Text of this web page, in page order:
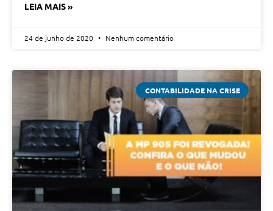
LEIA MAIS »
24 de junho de 2020 Nenhum comentário
CONTABILIDADE NA CRISE